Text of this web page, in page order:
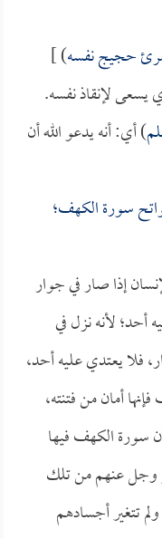
حجيج نفسه) ]
لإنقاذ نفسه.
) أي: أنه يدعو الله أن
سورة الكهف؛
إذا صار في جوار
أحد؛ لأنه نزل في
فلا يعتدي عليه أحد،
أمان من فتنته،
سورة الكهف فيها
وجل عنهم من تلك
ولم تتغير أجسادهم